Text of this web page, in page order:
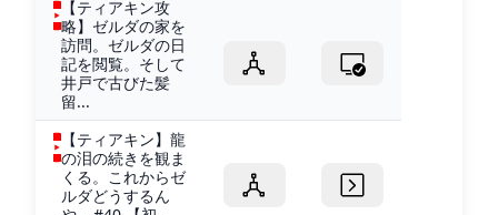
【ティアキン攻
略】ゼルダの家を
訪問。ゼルダの日
記を閲覧。そして
井戸で古びた髪
留...
【ティアキン】龍
の泪の続きを観ま
くる。これからゼ
ルダどうするん